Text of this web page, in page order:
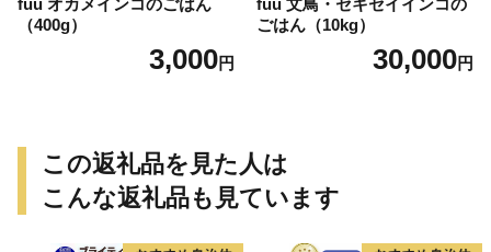
fuu オカメインコのごはん
（400g）
3,000円
fuu 文鳥・セキセイインコの
ごはん（10kg）
30,000円
この返礼品を見た人は
こんな返礼品も見ています